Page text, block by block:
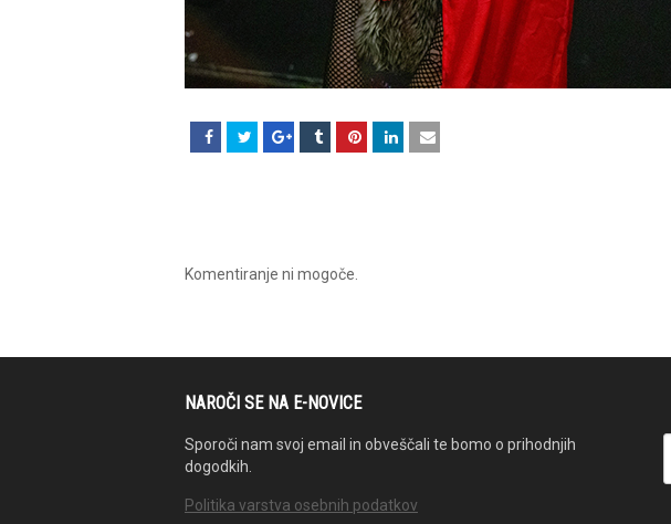
Komentiranje ni mogoče.
NAROČI SE NA E-NOVICE
Sporoči nam svoj email in obveščali te bomo o prihodnjih
dogodkih.
Politika varstva osebnih podatkov